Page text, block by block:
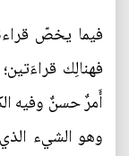
فيما يخصّ
فهنالِك
أَمرٌ حسنٌ وفيه
وهو الشيء